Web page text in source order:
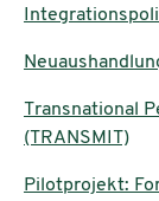
Transnational
(TRANSMIT)
Pilotprojekt: